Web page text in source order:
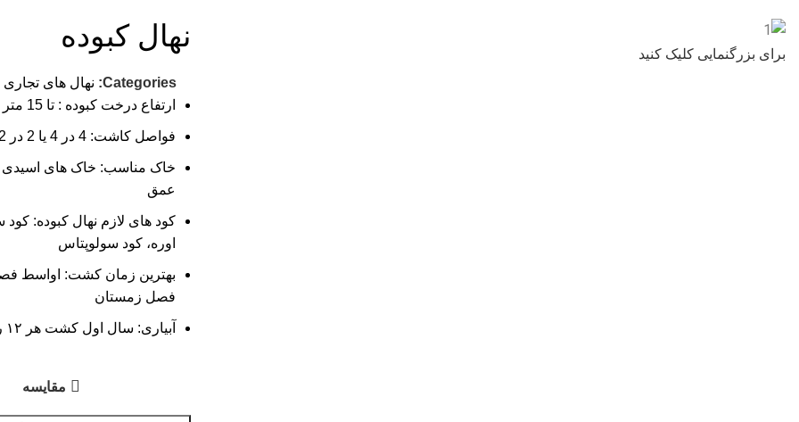
برای بزرگنمایی کلیک کنید
نهال کبوده
Categories: نهال های تجاری
ارتفاع درخت کبوده : تا 15 متر ارتفاع
فواصل کاشت: 4 در 4 یا 2 در 2
خاک مناسب: خاک های
عمق
کود های لازم نهال کبوده:
اوره، کود سولوپتاس
بهترین زمان کشت: اواسط فصل
فصل زمستان
آبیاری: سال اول کشت هر ۱۲ روز یکبار
مقایسه